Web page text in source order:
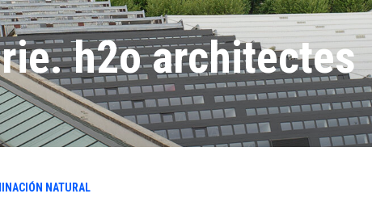
h2o architectes
NATURAL